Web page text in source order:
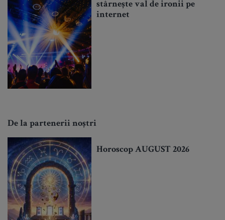
stârnește val de ironii pe
internet
De la partenerii noștri
Horoscop AUGUST 2026